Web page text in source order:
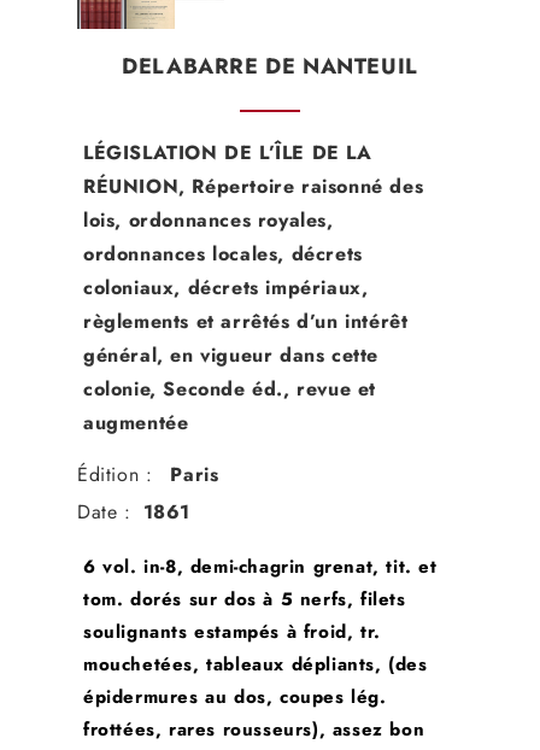
DELABARRE DE NANTEUIL
LÉGISLATION DE L’ÎLE DE LA
RÉUNION, Répertoire raisonné des
lois, ordonnances royales,
ordonnances locales, décrets
coloniaux, décrets impériaux,
règlements et arrêtés d’un intérêt
général, en vigueur dans cette
colonie, Seconde éd., revue et
augmentée
Édition :
Paris
Date : 1861
6 vol. in-8, demi-chagrin grenat, tit. et
tom. dorés sur dos à 5 nerfs, filets
soulignants estampés à froid, tr.
mouchetées, tableaux dépliants, (des
épidermures au dos, coupes lég.
frottées, rares rousseurs), assez bon